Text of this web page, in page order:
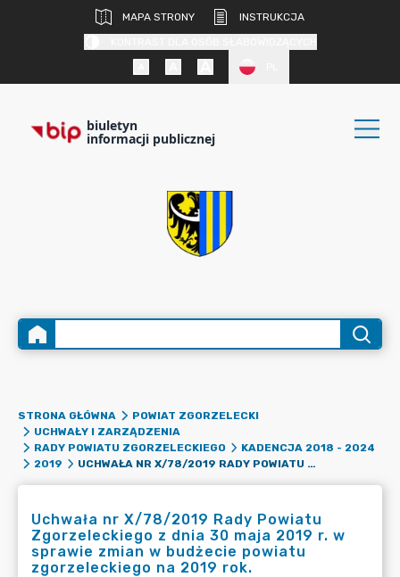
MAPA STRONY
INSTRUKCJA
biuletyn
informacji publicznej
STRONA GŁÓWNA
POWIAT ZGORZELECKI
UCHWAŁY I ZARZĄDZENIA
RADY POWIATU ZGORZELECKIEGO
KADENCJA 2018 - 2024
2019
UCHWAŁA NR X/78/2019 RADY POWIATU ZGORZELECKIEGO Z DNIA 30 MAJA 2019 R. W SPRAWIE ZMIAN W BUDŻECIE POWIATU ZGORZELECKIEGO NA 2019 ROK.
Uchwała nr X/78/2019 Rady Powiatu
Zgorzeleckiego z dnia 30 maja 2019 r. w
sprawie zmian w budżecie powiatu
zgorzeleckiego na 2019 rok.